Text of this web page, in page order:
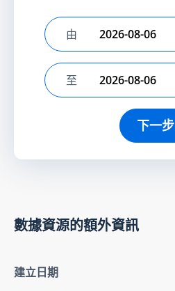
選擇開始日期
由
選擇結束日期
至
下一步
數據資源的額外資訊
建立日期